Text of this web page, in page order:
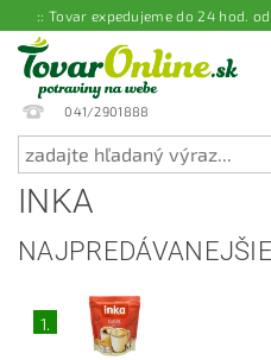
:: Tovar expedujeme do 24 hod.
041/2901888
INKA
NAJPREDÁVANEJŠIE
1.